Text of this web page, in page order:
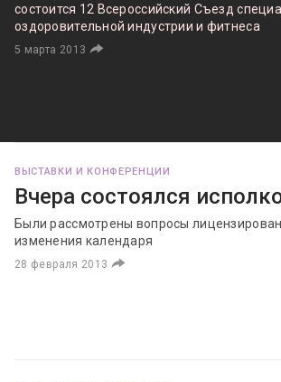
состоится 12 Всероссийский Съезд
оздоровительной индустрии и фитнеса
5 марта 2013
ВЫСТАВКИ И КОНФЕРЕНЦИИ
Вчера состоялся
Были рассмотрены вопросы
изменения календаря
28 февраля 2013